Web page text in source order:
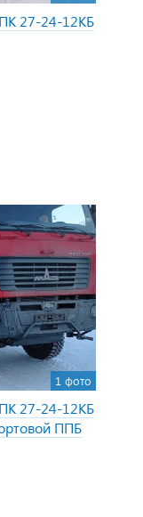
27-24-12КБ
1 фото
27-24-12КБ
ППБ